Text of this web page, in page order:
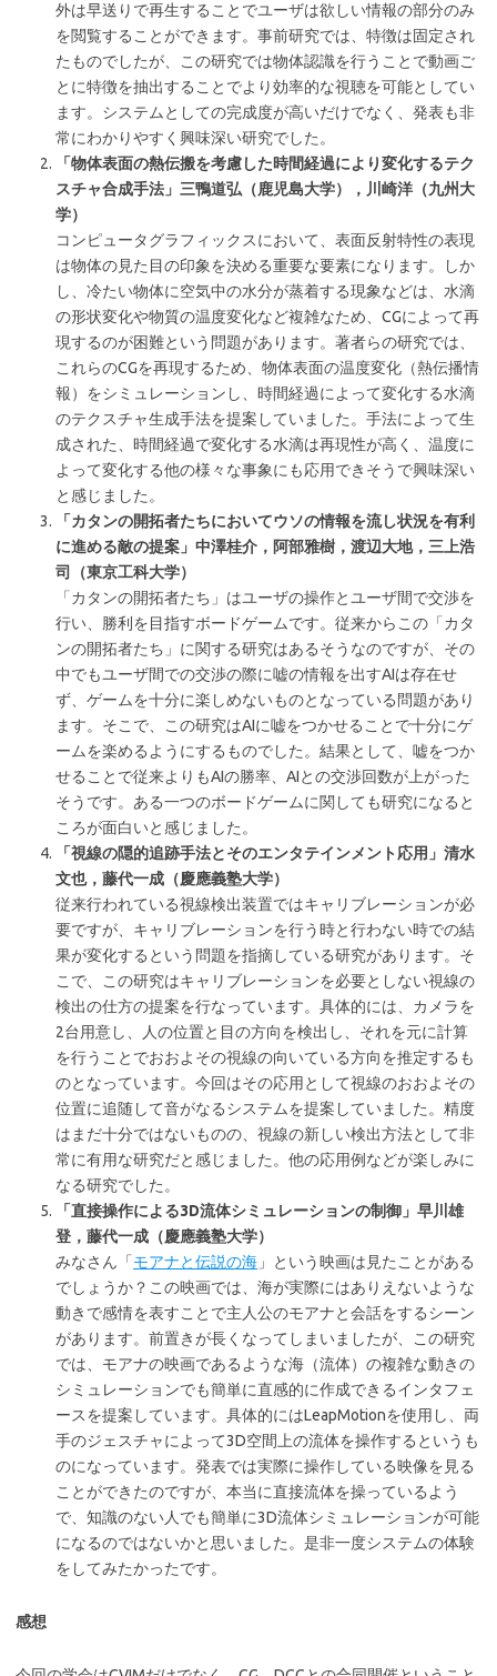
外は早送りで再生することでユーザは欲しい情報の部分のみ
を閲覧することができます。事前研究では、特徴は固定され
たものでしたが、この研究では物体認識を行うことで動画ご
とに特徴を抽出することでより効率的な視聴を可能としてい
ます。システムとしての完成度が高いだけでなく、発表も非
常にわかりやすく興味深い研究でした。
「物体表面の熱伝搬を考慮した時間経過により変化するテク
スチャ合成手法 」三鴨道弘（鹿児島大学），川崎洋（九州大
学）
コンピュータグラフィックスにおいて、表面反射特性の表現
は物体の見た目の印象を決める重要な要素になります。しか
し、冷たい物体に空気中の水分が蒸着する現象などは、水滴
の形状変化や物質の温度変化など複雑なため、CGによって再
現するのが困難という問題があります。著者らの研究では、
これらのCGを再現するため、物体表面の温度変化（熱伝播情
報）をシミュレーションし、時間経過によって変化する水滴
のテクスチャ生成手法を提案していました。手法によって生
成された、時間経過で変化する水滴は再現性が高く、温度に
よって変化する他の様々な事象にも応用できそうで興味深い
と感じました。
「カタンの開拓者たちにおいてウソの情報を流し状況を有利
に進める敵の提案」中澤桂介，阿部雅樹，渡辺大地，三上浩
司（東京工科大学）
「カタンの開拓者たち」はユーザの操作とユーザ間で交渉を
行い、勝利を目指すボードゲームです。従来からこの「カタ
ンの開拓者たち」に関する研究はあるそうなのですが、その
中でもユーザ間での交渉の際に嘘の情報を出すAIは存在せ
ず、ゲームを十分に楽しめないものとなっている問題があり
ます。そこで、この研究はAIに嘘をつかせることで十分にゲ
ームを楽めるようにするものでした。結果として、嘘をつか
せることで従来よりもAIの勝率、AIとの交渉回数が上がった
そうです。ある一つのボードゲームに関しても研究になると
ころが面白いと感じました。
「視線の隠的追跡手法とそのエンタテインメント応用」清水
文也，藤代一成（慶應義塾大学）
従来行われている視線検出装置ではキャリブレーションが必
要ですが、キャリブレーションを行う時と行わない時での結
果が変化するという問題を指摘している研究があります。そ
こで、この研究はキャリブレーションを必要としない視線の
検出の仕方の提案を行なっています。具体的には、カメラを
2台用意し、人の位置と目の方向を検出し、それを元に計算
を行うことでおおよその視線の向いている方向を推定するも
のとなっています。今回はその応用として視線のおおよその
位置に追随して音がなるシステムを提案していました。精度
はまだ十分ではないものの、視線の新しい検出方法として非
常に有用な研究だと感じました。他の応用例などが楽しみに
なる研究でした。
「直接操作による3D流体シミュレーションの制御」早川雄
登，藤代一成（慶應義塾大学）
みなさん「モアナと伝説の海 」という映画は見たことがある
でしょうか？この映画では、海が実際にはありえないような
動きで感情を表すことで主人公のモアナと会話をするシーン
があります。前置きが長くなってしまいましたが、この研究
では、モアナの映画であるような海（流体）の複雑な動きの
シミュレーションでも簡単に直感的に作成できるインタフェ
ースを提案しています。具体的にはLeapMotionを使用し、両
手のジェスチャによって3D空間上の流体を操作するというも
のになっています。発表では実際に操作している映像を見る
ことができたのですが、本当に直接流体を操っているよう
で、知識のない人でも簡単に3D流体シミュレーションが可能
になるのではないかと思いました。是非一度システムの体験
をしてみたかったです。
感想